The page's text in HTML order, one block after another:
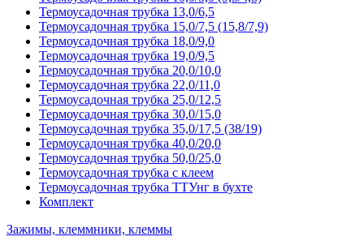
Термоусадочная трубка 13,0/6,5
Термоусадочная трубка 15,0/7,5 (15,8/7,9)
Термоусадочная трубка 18,0/9,0
Термоусадочная трубка 19,0/9,5
Термоусадочная трубка 20,0/10,0
Термоусадочная трубка 22,0/11,0
Термоусадочная трубка 25,0/12,5
Термоусадочная трубка 30,0/15,0
Термоусадочная трубка 35,0/17,5 (38/19)
Термоусадочная трубка 40,0/20,0
Термоусадочная трубка 50,0/25,0
Термоусадочная трубка с клеем
Термоусадочная трубка ТТУнг в бухте
Комплект
Зажимы, клеммники, клеммы